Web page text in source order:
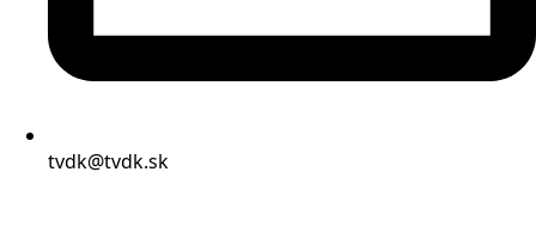
tvdk@tvdk.sk